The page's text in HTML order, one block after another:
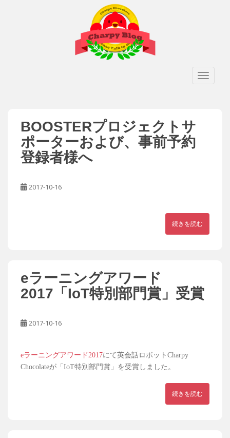
BOOSTERプロジェクトサ
ポーターおよび、事前予約
登録者様へ
2017-10-16
続きを読む
eラーニングアワード
2017「IoT特別部門賞」受賞
2017-10-16
eラーニングアワード2017にて英会話ロボットCharpy
Chocolateが「IoT特別部門賞」を受賞しました。
続きを読む